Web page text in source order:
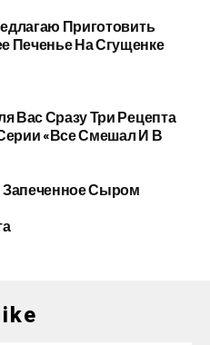
Приготовить
Печенье На Сгущенке
Вас Сразу Три Рецепта
«все Смешал И В
Сыром